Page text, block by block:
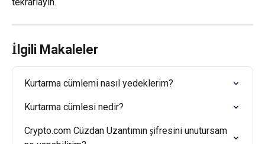
İlgili Makaleler
Kurtarma cümlemi nasıl yedeklerim?
Kurtarma cümlesi nedir?
Crypto.com Cüzdan Uzantımın şifresini unutursam